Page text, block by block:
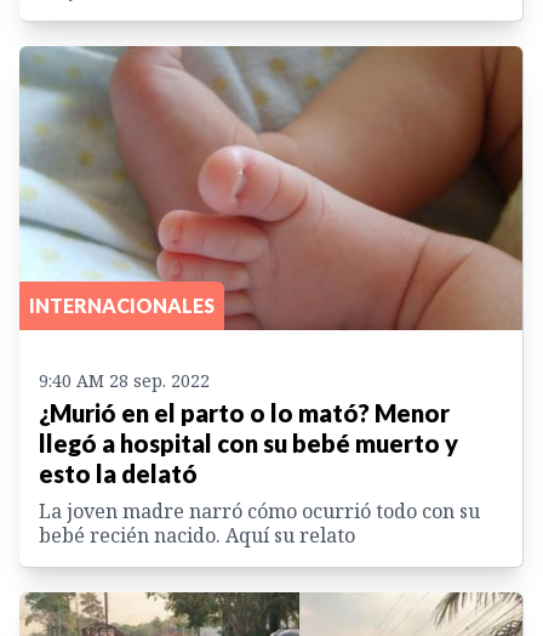
INTERNACIONALES
9:40 AM 28 sep. 2022
¿Murió en el parto o lo mató? Menor
llegó a hospital con su bebé muerto y
esto la delató
La joven madre narró cómo ocurrió todo con su
bebé recién nacido. Aquí su relato